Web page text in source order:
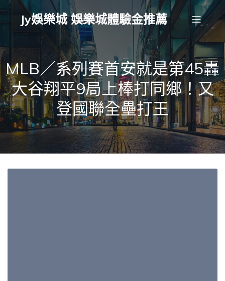
Jy娛樂城 娛樂城體驗金推薦
MLB／系列賽首安就是第45轟
大谷翔平9局上棒打同鄉！又
登國聯全壘打王